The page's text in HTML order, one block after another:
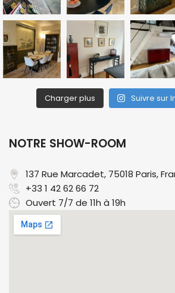
Charger plus Suivre sur
NOTRE SHOW-ROOM
137 Rue Marcadet, 75018 Paris,
+33 1 42 62 66 72
Ouvert 7/7 de 11h à 19h